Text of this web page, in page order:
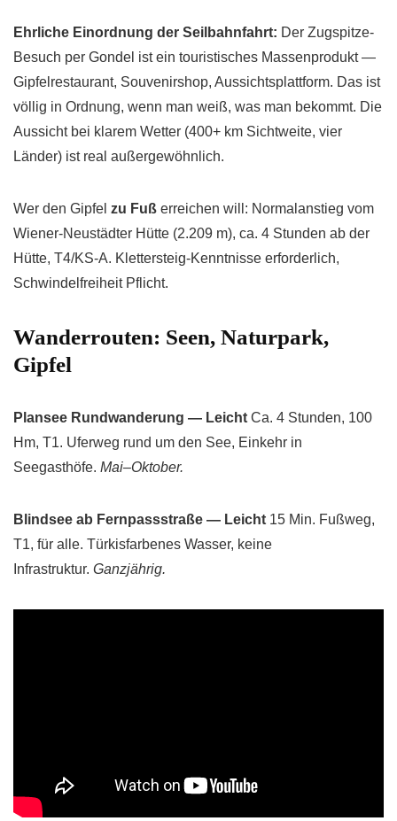
Ehrliche Einordnung der Seilbahnfahrt: Der Zugspitze-
Besuch per Gondel ist ein touristisches Massenprodukt —
Gipfelrestaurant, Souvenirshop, Aussichtsplattform. Das ist
völlig in Ordnung, wenn man weiß, was man bekommt. Die
Aussicht bei klarem Wetter (400+ km Sichtweite, vier
Länder) ist real außergewöhnlich.
Wer den Gipfel zu Fuß erreichen will: Normalanstieg vom
Wiener-Neustädter Hütte (2.209 m), ca. 4 Stunden ab der
Hütte, T4/KS-A. Klettersteig-Kenntnisse erforderlich,
Schwindelfreiheit Pflicht.
Wanderrouten: Seen, Naturpark,
Gipfel
Plansee Rundwanderung — Leicht Ca. 4 Stunden, 100
Hm, T1. Uferweg rund um den See, Einkehr in
Seegasthöfe. Mai–Oktober.
Blindsee ab Fernpassstraße — Leicht 15 Min. Fußweg,
T1, für alle. Türkisfarbenes Wasser, keine
Infrastruktur. Ganzjährig.